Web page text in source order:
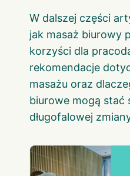
W dalszej części
jak masaż biurowy
korzyści dla
rekomendacje
masażu oraz
biurowe mogą stać
długofalowej